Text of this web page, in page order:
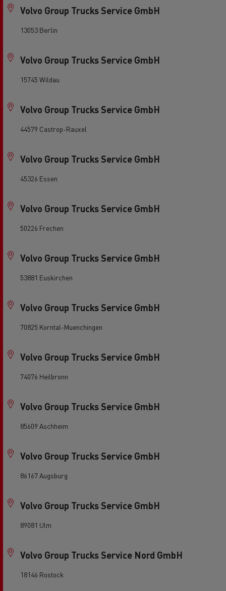
Volvo Group Trucks Service GmbH
13053 Berlin
Volvo Group Trucks Service GmbH
15745 Wildau
Volvo Group Trucks Service GmbH
44579 Castrop-Rauxel
Volvo Group Trucks Service GmbH
45326 Essen
Volvo Group Trucks Service GmbH
50226 Frechen
Volvo Group Trucks Service GmbH
53881 Euskirchen
Volvo Group Trucks Service GmbH
70825 Korntal-Muenchingen
Volvo Group Trucks Service GmbH
74076 Heilbronn
Volvo Group Trucks Service GmbH
85609 Aschheim
Volvo Group Trucks Service GmbH
86167 Augsburg
Volvo Group Trucks Service GmbH
89081 Ulm
Volvo Group Trucks Service Nord GmbH
18146 Rostock